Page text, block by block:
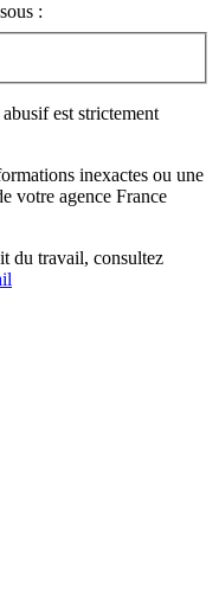
:
est strictement
inexactes ou une
votre agence France
du travail, consultez